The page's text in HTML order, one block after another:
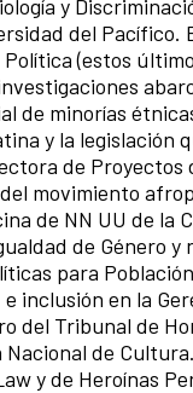
y
del Pacífico.
(estos
de minorías
y la legislación
de Proyectos
movimiento
de NN UU de la
de Género y
para
inclusión en la
del Tribunal de
Nacional de
y de Heroínas